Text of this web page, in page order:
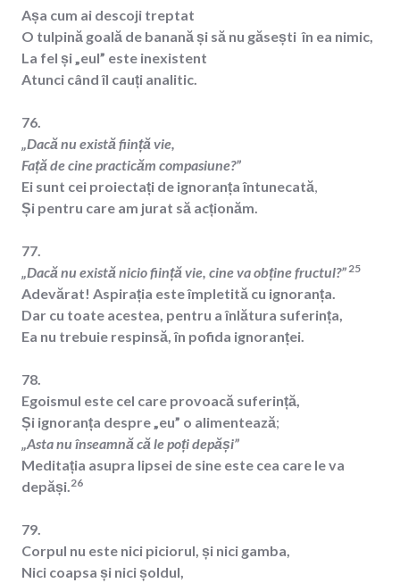
Așa cum ai descoji treptat
O tulpină goală de banană și să nu găsești în ea nimic,
La fel și „eul” este inexistent
Atunci când îl cauți analitic.
76.
„Dacă nu există ființă vie,
Față de cine practicăm compasiune?”
Ei sunt cei proiectați de ignoranța întunecată,
Și pentru care am jurat să acționăm.
77.
„Dacă nu există nicio ființă vie, cine va obține fructul?” 25
Adevărat! Aspirația este împletită cu ignoranța.
Dar cu toate acestea, pentru a înlătura suferința,
Ea nu trebuie respinsă, în pofida ignoranței.
78.
Egoismul este cel care provoacă suferință,
Și ignoranța despre „eu” o alimentează;
„Asta nu înseamnă că le poți depăși”
Meditația asupra lipsei de sine este cea care le va
depăși.26
79.
Corpul nu este nici piciorul, și nici gamba,
Nici coapsa și nici șoldul,